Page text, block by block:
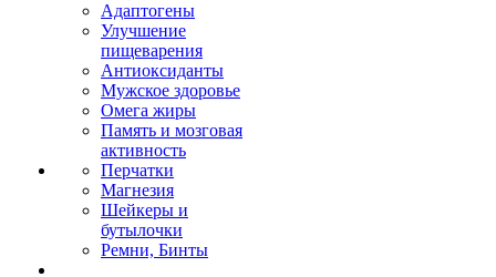
Адаптогены
Улучшение
пищеварения
Антиоксиданты
Мужское здоровье
Омега жиры
Память и мозговая
активность
Перчатки
Магнезия
Шейкеры и
бутылочки
Ремни, Бинты